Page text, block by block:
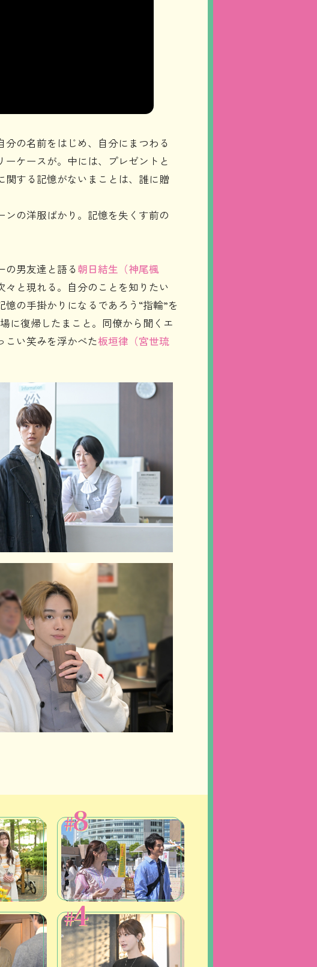
分の名前をはじめ、自分にまつわる
ケースが。中には、プレゼントと
関する記憶がないまことは、誰に贈
の洋服ばかり。記憶を失くす前の
の男友達と語る朝日結生（神尾楓
々と現れる。自分のことを知りたい
の手掛かりになるであろう“指輪”を
に復帰したまこと。同僚から聞くエ
こい笑みを浮かべた板垣律（宮世琉
#8
#4